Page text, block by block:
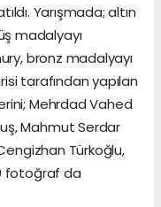
Yarışmada; altın
madalyayı
bronz madalyayı
tarafından yapılan
Mehrdad Vahed
Mahmut Serdar
Türkoğlu,
fotoğraf da